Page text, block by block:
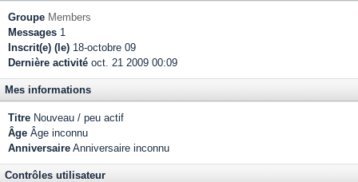
Groupe Members
Messages 1
Inscrit(e) (le) 18-octobre 09
Dernière activité oct. 21 2009 00:09
Mes informations
Titre Nouveau / peu actif
Âge Âge inconnu
Anniversaire Anniversaire inconnu
Contrôles utilisateur